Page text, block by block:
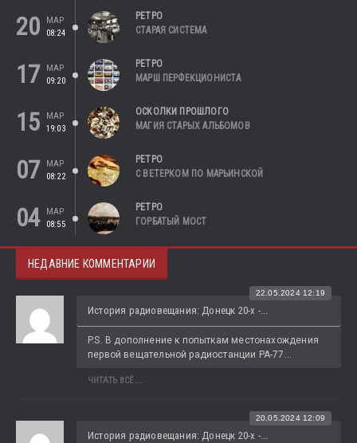
20
МАР
08:24
РЕТРО
СТАРАЯ СИСТЕМА
17
МАР
09:20
РЕТРО
МАРШ ПЕРФЕКЦИОНИСТА
15
МАР
19:03
ОСКОЛКИ ПРОШЛОГО
МАГИЯ СТАРЫХ АЛЬБОМОВ
07
МАР
08:22
РЕТРО
С ВЕТЕРКОМ ПО МАРЬИНСКОЙ
04
МАР
08:55
РЕТРО
ГОРБАТЫЙ МОСТ
НЕДАВНИЕ КОММЕНТАРИИ
История радиовещания: Донецк 20-х -...
22.05.2024 12:19
P.S. В дополнение к попыткам местонахождения
первой вещательной радиостанции РА-77...
ЧИТАТЬ ВСЁ...
История радиовещания: Донецк 20-х -...
20.05.2024 12:09